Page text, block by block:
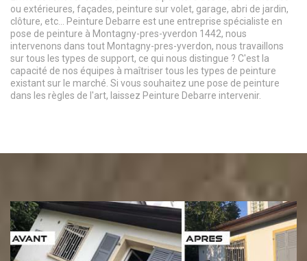
ou extérieures, façades, peinture sur volet, garage, abri de jardin,
clôture, etc... Peinture Debarre est une entreprise spécialiste en
pose de peinture à Montagny-pres-yverdon 1442, nous
intervenons dans tout Montagny-pres-yverdon, nous travaillons
sur tous les types de support, ce qui nous distingue ? C'est la
capacité de nos équipes à maîtriser tous les types de peinture
existant sur le marché. Si vous souhaitez une pose de peinture
dans les règles de l'art, laissez Peinture Debarre intervenir.